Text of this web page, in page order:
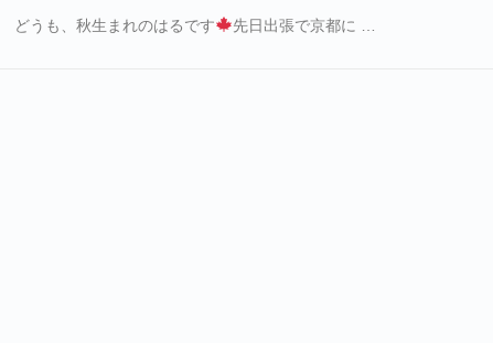
どうも、秋生まれのはるです 先日出張で京都に …